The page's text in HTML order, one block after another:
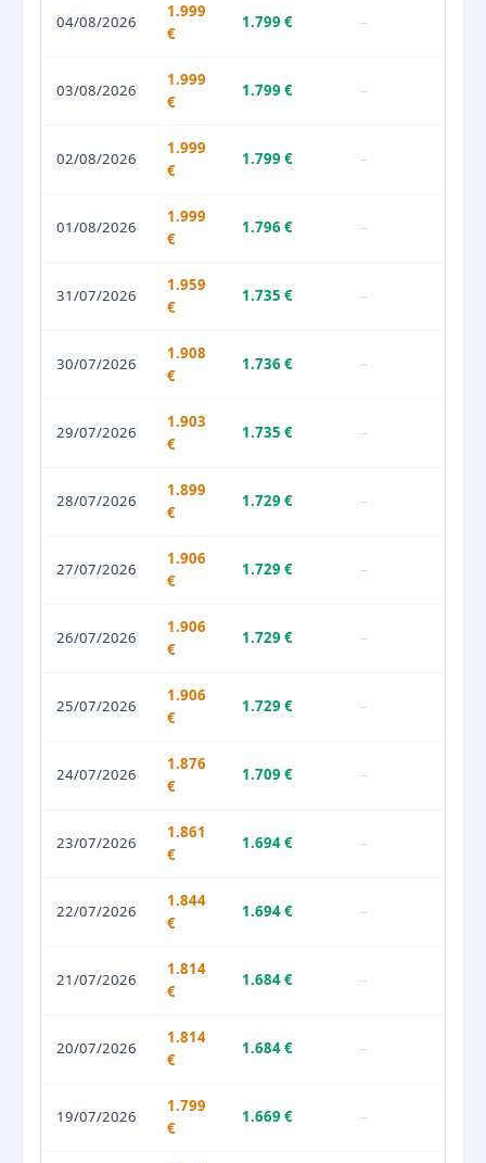
04/08/2026
1.999
€
1.799 € –
03/08/2026
1.999
€
1.799 € –
02/08/2026
1.999
€
1.799 € –
01/08/2026
1.999
€
1.796 € –
31/07/2026
1.959
€
1.735 € –
30/07/2026
1.908
€
1.736 € –
29/07/2026
1.903
€
1.735 € –
28/07/2026
1.899
€
1.729 € –
27/07/2026
1.906
€
1.729 € –
26/07/2026
1.906
€
1.729 € –
25/07/2026
1.906
€
1.729 € –
24/07/2026
1.876
€
1.709 € –
23/07/2026
1.861
€
1.694 € –
22/07/2026
1.844
€
1.694 € –
21/07/2026
1.814
€
1.684 € –
20/07/2026
1.814
€
1.684 € –
19/07/2026
1.799
€
1.669 € –